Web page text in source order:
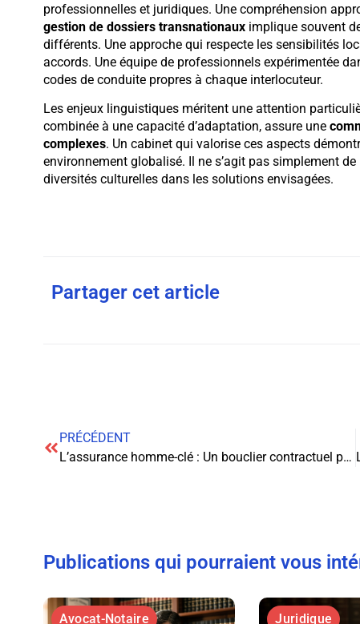
professionnelles et juridiques. Une compréhension
gestion de dossiers transnationauximplique souvent
différents. Une approche qui respecte les sensibilités
accords. Une équipe de professionnels expérimentée
codes de conduite propres à chaque interlocuteur.
Les enjeux linguistiques méritent une attention
combinée à une capacité d’adaptation, assure une
complexes. Un cabinet qui valorise ces aspects
environnement globalisé. Il ne s’agit pas simplement
diversités culturelles dans les solutions envisagées.
Partager cet article
PRÉCÉDENT
L’assurance homme-clé : Un bouclier contractuel pour pérenniser votre entreprise
Publications qui pourraient vous
Avocat-Notaire Juridique